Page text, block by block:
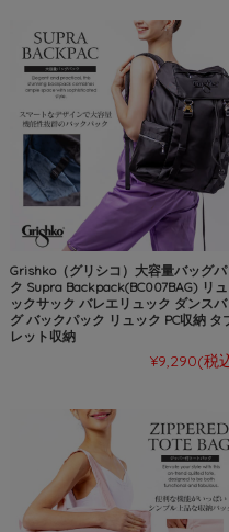
Grishko（グリシコ）大容量バッグパ
ク Supra Backpack(BC007BAG) リュ
ックサック バレエリュック ダンスバ
グ バックパック リュック PC収納 タ
レット収納
¥9,290(税